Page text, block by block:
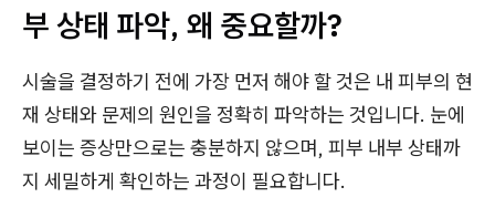
부 상태 파악, 왜 중요할까?
시술을 결정하기 전에 가장 먼저 해야 할 것은 내 피부의 현
재 상태와 문제의 원인을 정확히 파악하는 것입니다. 눈에
보이는 증상만으로는 충분하지 않으며, 피부 내부 상태까
지 세밀하게 확인하는 과정이 필요합니다.